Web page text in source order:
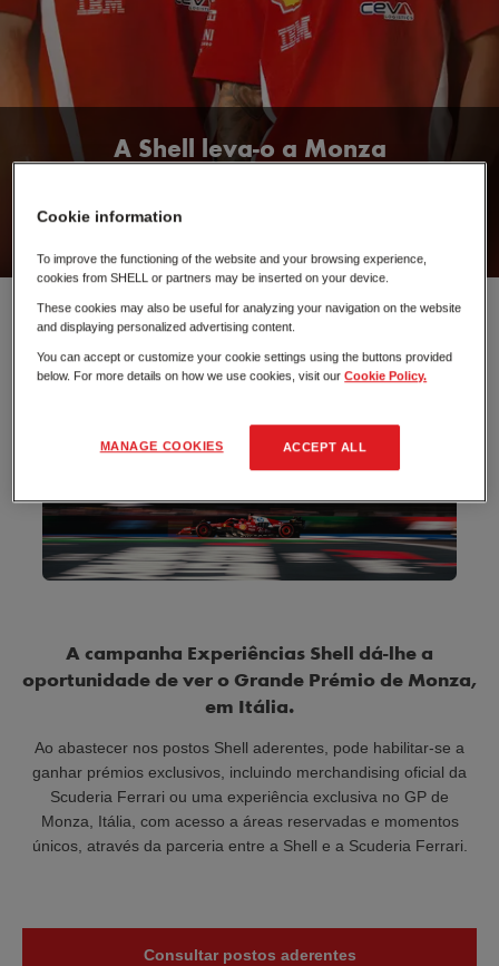
A Shell leva-o a Monza
De 8 de julho a 5 de agosto, abasteça na Shell e viva connosco os
Campanha exclusiva para clientes Shell First Loyalty
VIVA DE PERTO O
CAMPEONATO DE
FÓRMULA 1
A campanha Experiências Shell dá-lhe a
oportunidade de ver oGrande Prémio de Monza,
em Itália.
Ao abastecer nos postos Shell aderentes, pode habilitar-se a
ganhar prémios exclusivos, incluindo merchandising oficial da
Scuderia Ferrari ou uma experiência exclusiva no GP de
Monza, Itália, com acesso a áreas reservadas e momentos
únicos, através da parceria entre a Shell e a Scuderia Ferrari.
Consultar postos aderentes
Cookie information
To improve the functioning of the website and your browsing experience,
cookies from SHELL or partners may be inserted on your device.
These cookies may also be useful for analyzing your navigation on the website
and displaying personalized advertising content.
You can accept or customize your cookie settings using the buttons provided
below. For more details on how we use cookies, visit ourCookie Policy.
MANAGE COOKIES ACCEPT ALL